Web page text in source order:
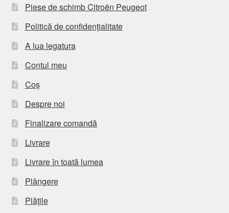
Piese de schimb Citroën Peugeot
Politică de confidențialitate
A lua legatura
Contul meu
Coș
Despre noi
Finalizare comandă
Livrare
Livrare în toată lumea
Plângere
Plățile